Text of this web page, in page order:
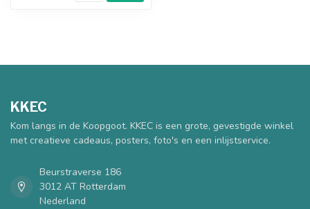
KKEC
Kom langs in de Koopgoot. KKEC is een grote, gevestigde winkel
met creatieve cadeaus, posters, foto's en een inlijstservice.
Beurstraverse 186
3012 AT Rotterdam
Nederland